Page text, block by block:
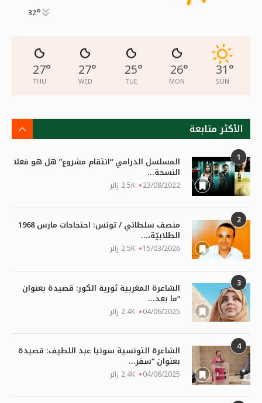
32°
31°
SUN
26°
MON
25°
TUE
27°
WED
27°
THU
الأكثر متابعة
1 المسلسل الدرامي “انتقام مشروع” هل هو فعلا
النسخة...
23/08/2022 2.5K زائر
2 منصف سلطاني / تونس: احتجاجات مارس 1968
الطلابيّة،...
15/03/2026 2.5K زائر
3 الشاعرة المغربية ثورية الكور: قصيدة بعنوان
“ما بعد...
04/06/2025 2.4K زائر
4 الشاعرة التونسية سونيا عبد اللطيف: قصيدة
بعنوان “سفر...
04/06/2025 2.4K زائر